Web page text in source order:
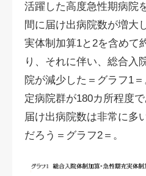
活躍した高度急性期病院
間に届け出病院数が増大
実体制加算1と2を含めて
り、それに伴い、総合入
院が減少した＝グラフ1
定病院群が180カ所程度
届け出病院数は非常に多
だろう＝グラフ2＝。